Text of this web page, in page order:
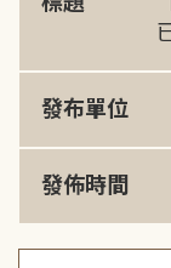
發布單位
發佈時間